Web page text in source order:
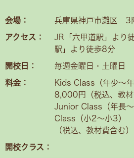
会場： 兵庫県神戸市灘区 3
アクセス：
JR「六甲道駅」より
駅」より徒歩8分
開校日： 毎週金曜日・土曜日
料金：
Kids Class（年少〜
8,000円（税込、教材
Junior Class（年長
Class（小2〜小3）
（税込、教材費含む）
開校クラス：